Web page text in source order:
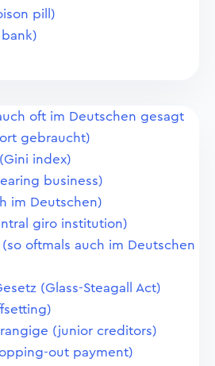
pill)
oft im Deutschen gesagt
gebraucht)
index)
business)
im Deutschen)
giro institution)
oftmals auch im Deutschen
(Glass-Steagall Act)
(junior creditors)
out payment)